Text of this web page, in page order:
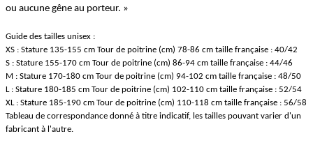
ou aucune gêne au porteur. »
Guide des tailles unisex :
XS : Stature 135-155 cm Tour de poitrine (cm) 78-86 cm taille française : 40/42
S : Stature 155-170 cm Tour de poitrine (cm) 86-94 cm taille française : 44/46
M : Stature 170-180 cm Tour de poitrine (cm) 94-102 cm taille française : 48/50
L : Stature 180-185 cm Tour de poitrine (cm) 102-110 cm taille française : 52/54
XL : Stature 185-190 cm Tour de poitrine (cm) 110-118 cm taille française : 56/58
Tableau de correspondance donné à titre indicatif, les tailles pouvant varier d'un
fabricant à l'autre.